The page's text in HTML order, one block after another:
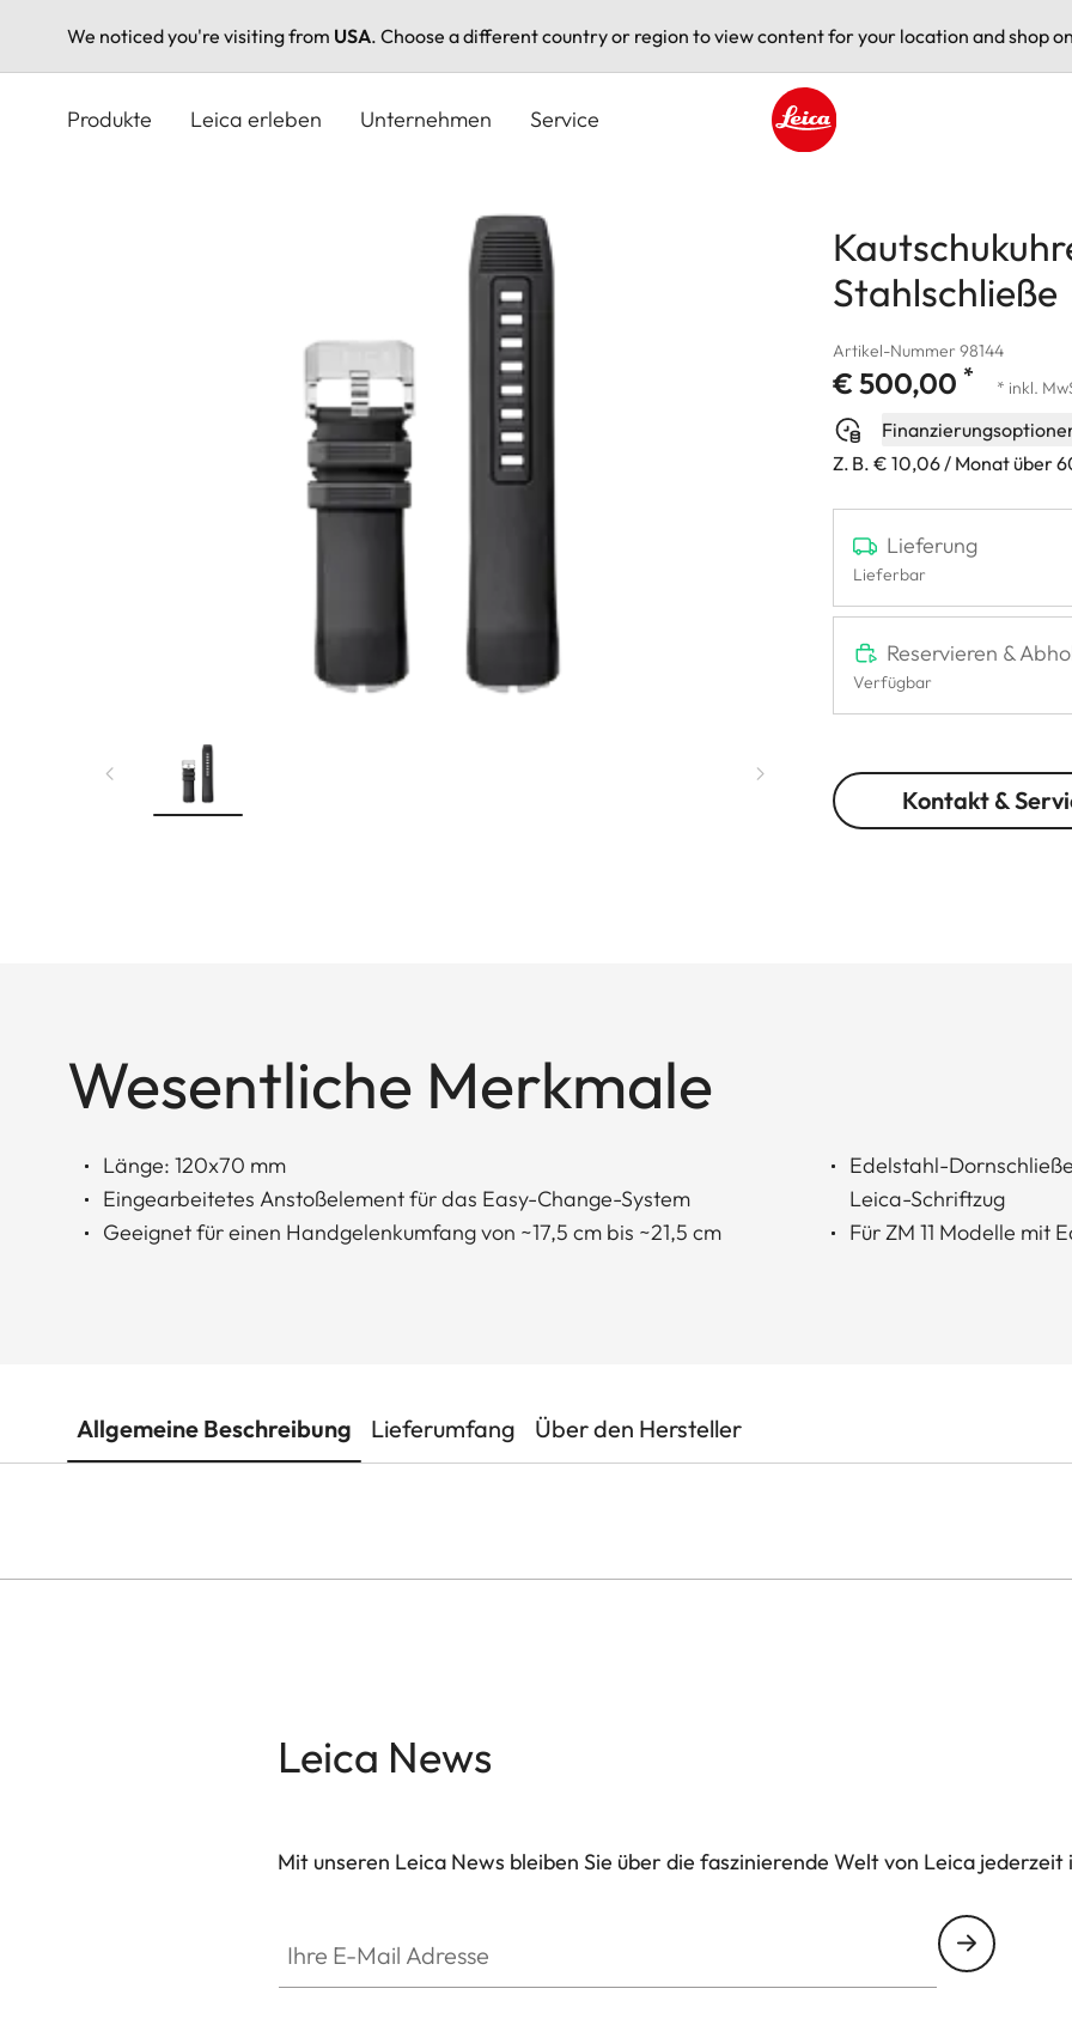
We noticed you're visiting from USA. Choose a different country or region to view content for your location and shop
Produkte Leica erleben Unternehmen Service
Stahlschließe
Artikel-Nummer 98144
€ 500,00 * * inkl.
Z. B. € 10,06 / Monat über
Lieferung
Lieferbar
Reservieren &
Verfügbar
Kontakt &
Wesentliche Merkmale
Länge: 120x70 mm
Eingearbeitetes Anstoßelement für das Easy-Change-System
Geeignet für einen Handgelenkumfang von ~17,5 cm bis ~21,5 cm
Edelstahl-
Leica-Schriftzug
Für ZM 11 Modelle mit
Allgemeine Beschreibung Lieferumfang Über den Hersteller
Leica News
Mit unseren Leica News bleiben Sie über die faszinierende Welt von Leica